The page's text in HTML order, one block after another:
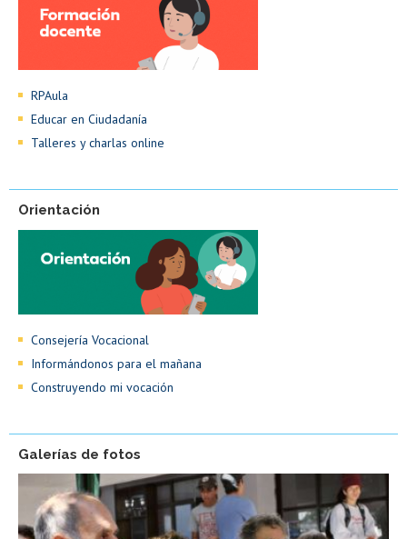
RPAula
Educar en Ciudadanía
Talleres y charlas online
Orientación
Consejería Vocacional
Informándonos para el mañana
Construyendo mi vocación
Galerías de fotos